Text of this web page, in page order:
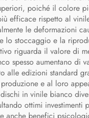
poiché il colore
efficace rispetto al
le deformazioni
lo stoccaggio e la
riguarda il valore di
spesso aumentano di
alle edizioni standard
e al loro
in vinile bianco
ottimi investimenti